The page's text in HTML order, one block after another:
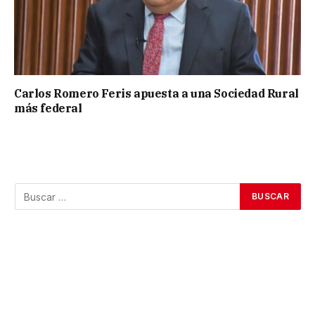
Carlos Romero Feris apuesta a una Sociedad Rural
más federal